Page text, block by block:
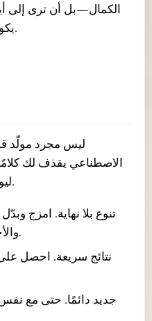
الكمال—بل أن ترى إلى
يكون هناك أي شيء خارج الحدود.
الاصطناعي يقذف لك
ليواكب خيالك ويتأقلم مع مزاجك.
تنوع بلا نهاية. امزج
والأجواء، والإعدادات كما تشاء.
نتائج سريعة. احصل
جديد دائمًا. حتى مع نفس